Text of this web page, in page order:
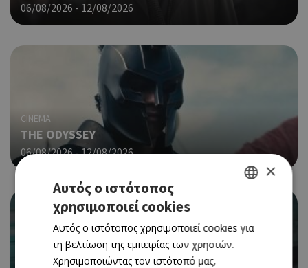
06/08/2026 - 12/08/2026
CINEMA
THE ODYSSEY
06/08/2026 - 12/08/2026
ENGLISH
×
Αυτός ο ιστότοπος
χρησιμοποιεί cookies
Αυτός ο ιστότοπος χρησιμοποιεί cookies για
τη βελτίωση της εμπειρίας των χρηστών.
Χρησιμοποιώντας τον ιστότοπό μας,